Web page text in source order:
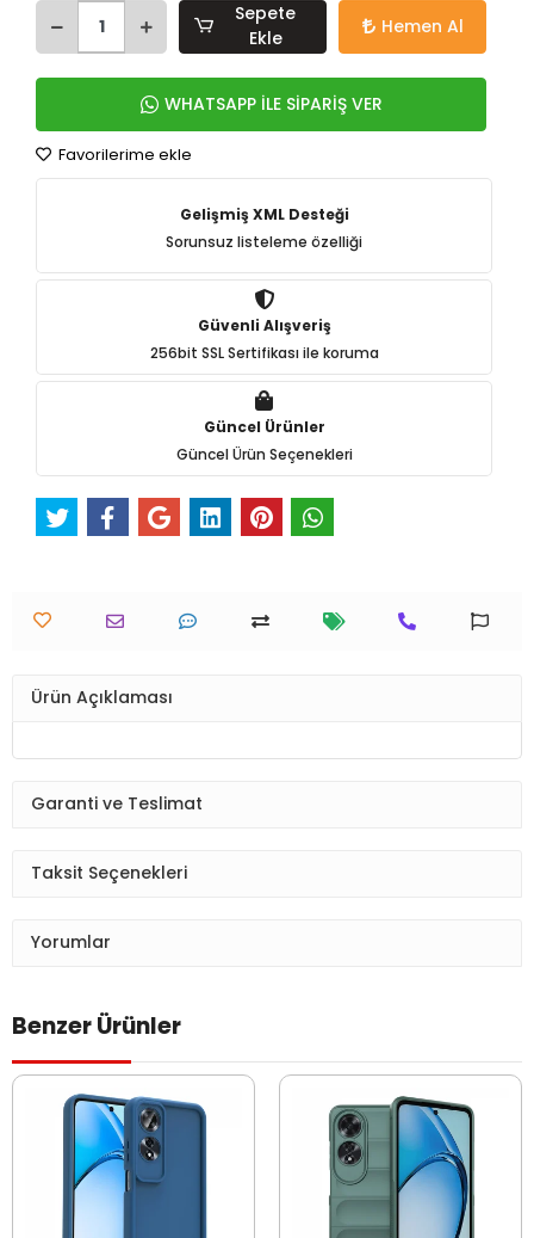
Sepete
Ekle
Hemen Al
WHATSAPP İLE SİPARİŞ VER
Favorilerime ekle
Gelişmiş XML Desteği
Sorunsuz listeleme özelliği
Güvenli Alışveriş
256bit SSL Sertifikası ile koruma
Güncel Ürünler
Güncel Ürün Seçenekleri
Ürün Açıklaması
Garanti ve Teslimat
Taksit Seçenekleri
Yorumlar
Benzer Ürünler